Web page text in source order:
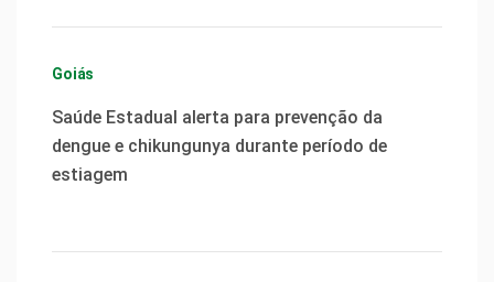
Goiás
Saúde Estadual alerta para prevenção da
dengue e chikungunya durante período de
estiagem